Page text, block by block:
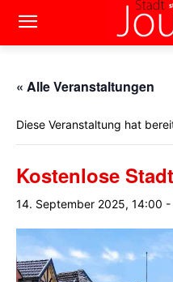
« Alle Veranstaltungen
Diese Veranstaltung hat
Kostenlose
14. September 2025, 14:00 -